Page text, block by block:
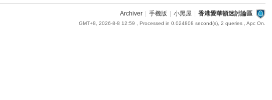
Archiver 手機版 小黑屋 香港愛華頓迷討論區
GMT+8, 2026-8-8 12:59 , Processed in 0.024808 second(s), 2 queries , Apc On.